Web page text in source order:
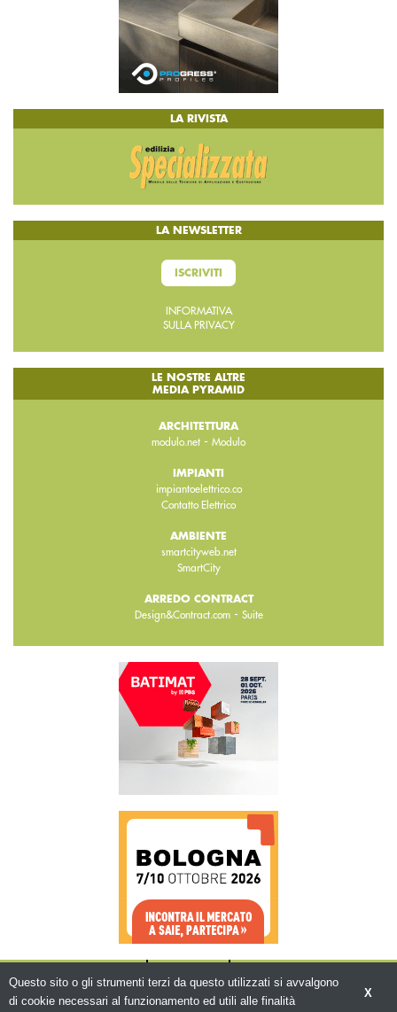
LA RIVISTA
LA NEWSLETTER
ISCRIVITI
INFORMATIVA
SULLA PRIVACY
LE NOSTRE ALTRE
MEDIA PYRAMID
ARCHITETTURA
modulo.net - Modulo
IMPIANTI
impiantoelettrico.co
Contatto Elettrico
AMBIENTE
smartcityweb.net
SmartCity
ARREDO CONTRACT
Design&Contract.com- Suite
X
Questo sito o gli strumenti terzi da questo utilizzati si avvalgono
di cookie necessari al funzionamento ed utili alle finalità